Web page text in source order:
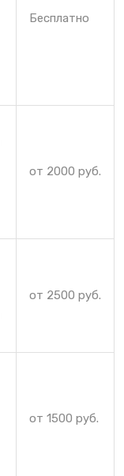
Бесплатно
от 2000 руб.
от 2500 руб.
от 1500 руб.